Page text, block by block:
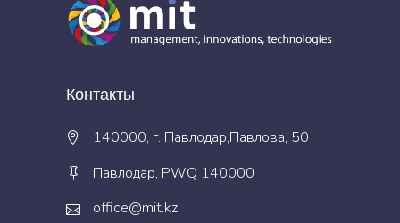
Контакты
140000, г. Павлодар,Павлова, 50
Павлодар, PWQ 140000
office@mit.kz